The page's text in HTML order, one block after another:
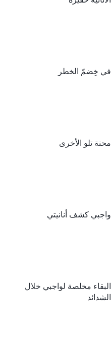
في خِضمّ الخطر
محنة تلو الأخرى
واجبي كشف أنانيتي
البقاء مخلصة لواجبي خلال
الشدائد